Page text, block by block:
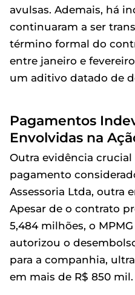
avulsas. Ademais, há
continuaram a ser
término formal do
entre janeiro e
um aditivo datado de
Pagamentos
Envolvidas na
Outra evidência
pagamento
Assessoria Ltda, outra
Apesar de o contrato
5,484 milhões, o
autorizou o
para a companhia,
em mais de R$ 850 mil.